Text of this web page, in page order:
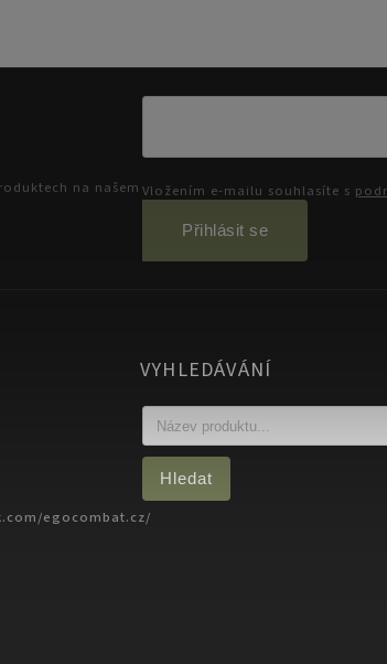
na našem Vložením e-mailu souhlasíte s
Přihlásit se
egocombat.cz/
VYHLEDÁVÁNÍ
Hledat